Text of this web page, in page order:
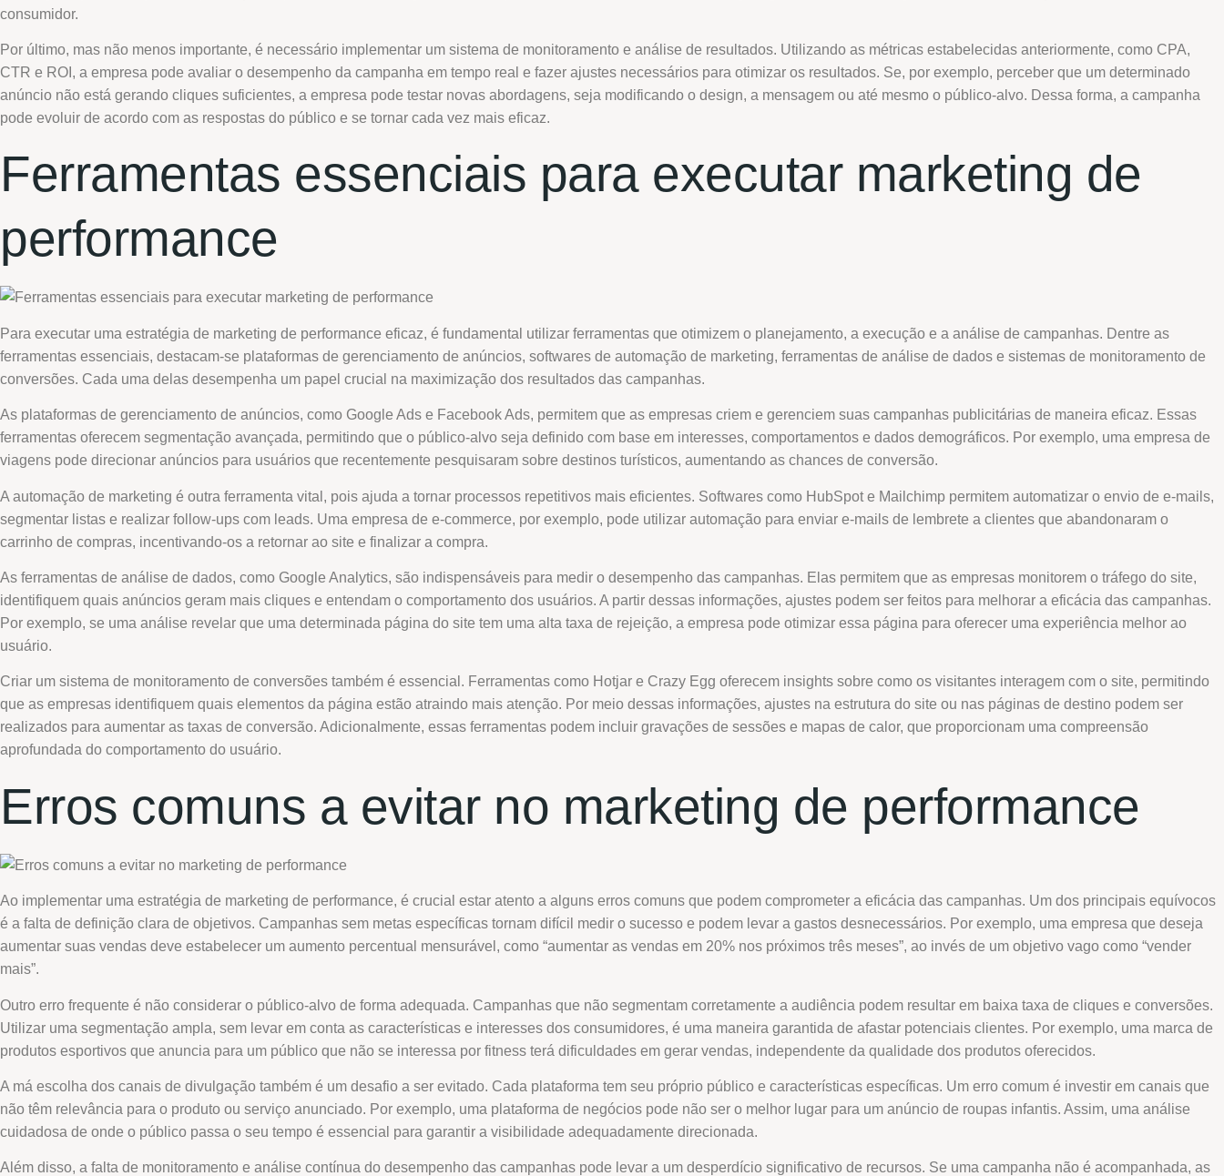
consumidor.
Por último, mas não menos importante, é necessário implementar um sistema de monitoramento e análise de resultados. Utilizando as métricas estabelecidas anteriormente, como CPA,
CTR e ROI, a empresa pode avaliar o desempenho da campanha em tempo real e fazer ajustes necessários para otimizar os resultados. Se, por exemplo, perceber que um determinado
anúncio não está gerando cliques suficientes, a empresa pode testar novas abordagens, seja modificando o design, a mensagem ou até mesmo o público-alvo. Dessa forma, a campanha
pode evoluir de acordo com as respostas do público e se tornar cada vez mais eficaz.
Ferramentas essenciais para executar marketing de
performance
Para executar uma estratégia de marketing de performance eficaz, é fundamental utilizar ferramentas que otimizem o planejamento, a execução e a análise de campanhas. Dentre as
ferramentas essenciais, destacam-se plataformas de gerenciamento de anúncios, softwares de automação de marketing, ferramentas de análise de dados e sistemas de monitoramento de
conversões. Cada uma delas desempenha um papel crucial na maximização dos resultados das campanhas.
As plataformas de gerenciamento de anúncios, como Google Ads e Facebook Ads, permitem que as empresas criem e gerenciem suas campanhas publicitárias de maneira eficaz. Essas
ferramentas oferecem segmentação avançada, permitindo que o público-alvo seja definido com base em interesses, comportamentos e dados demográficos. Por exemplo, uma empresa de
viagens pode direcionar anúncios para usuários que recentemente pesquisaram sobre destinos turísticos, aumentando as chances de conversão.
A automação de marketing é outra ferramenta vital, pois ajuda a tornar processos repetitivos mais eficientes. Softwares como HubSpot e Mailchimp permitem automatizar o envio de e-mails,
segmentar listas e realizar follow-ups com leads. Uma empresa de e-commerce, por exemplo, pode utilizar automação para enviar e-mails de lembrete a clientes que abandonaram o
carrinho de compras, incentivando-os a retornar ao site e finalizar a compra.
As ferramentas de análise de dados, como Google Analytics, são indispensáveis para medir o desempenho das campanhas. Elas permitem que as empresas monitorem o tráfego do site,
identifiquem quais anúncios geram mais cliques e entendam o comportamento dos usuários. A partir dessas informações, ajustes podem ser feitos para melhorar a eficácia das campanhas.
Por exemplo, se uma análise revelar que uma determinada página do site tem uma alta taxa de rejeição, a empresa pode otimizar essa página para oferecer uma experiência melhor ao
usuário.
Criar um sistema de monitoramento de conversões também é essencial. Ferramentas como Hotjar e Crazy Egg oferecem insights sobre como os visitantes interagem com o site, permitindo
que as empresas identifiquem quais elementos da página estão atraindo mais atenção. Por meio dessas informações, ajustes na estrutura do site ou nas páginas de destino podem ser
realizados para aumentar as taxas de conversão. Adicionalmente, essas ferramentas podem incluir gravações de sessões e mapas de calor, que proporcionam uma compreensão
aprofundada do comportamento do usuário.
Erros comuns a evitar no marketing de performance
Ao implementar uma estratégia de marketing de performance, é crucial estar atento a alguns erros comuns que podem comprometer a eficácia das campanhas. Um dos principais equívocos
é a falta de definição clara de objetivos. Campanhas sem metas específicas tornam difícil medir o sucesso e podem levar a gastos desnecessários. Por exemplo, uma empresa que deseja
aumentar suas vendas deve estabelecer um aumento percentual mensurável, como “aumentar as vendas em 20% nos próximos três meses”, ao invés de um objetivo vago como “vender
mais”.
Outro erro frequente é não considerar o público-alvo de forma adequada. Campanhas que não segmentam corretamente a audiência podem resultar em baixa taxa de cliques e conversões.
Utilizar uma segmentação ampla, sem levar em conta as características e interesses dos consumidores, é uma maneira garantida de afastar potenciais clientes. Por exemplo, uma marca de
produtos esportivos que anuncia para um público que não se interessa por fitness terá dificuldades em gerar vendas, independente da qualidade dos produtos oferecidos.
A má escolha dos canais de divulgação também é um desafio a ser evitado. Cada plataforma tem seu próprio público e características específicas. Um erro comum é investir em canais que
não têm relevância para o produto ou serviço anunciado. Por exemplo, uma plataforma de negócios pode não ser o melhor lugar para um anúncio de roupas infantis. Assim, uma análise
cuidadosa de onde o público passa o seu tempo é essencial para garantir a visibilidade adequadamente direcionada.
Além disso, a falta de monitoramento e análise contínua do desempenho das campanhas pode levar a um desperdício significativo de recursos. Se uma campanha não é acompanhada, as